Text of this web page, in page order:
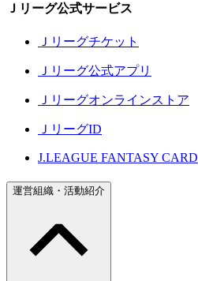
Ｊリーグ公式サービス
Ｊリーグチケット
Ｊリーグ公式アプリ
Ｊリーグオンラインストア
ＪリーグID
J.LEAGUE FANTASY CARD
運営組織・活動紹介